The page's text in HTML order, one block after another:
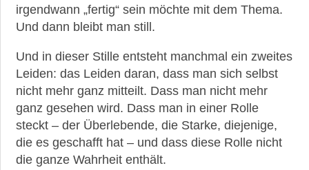
irgendwann „fertig“ sein möchte mit dem Thema.
Und dann bleibt man still.
Und in dieser Stille entsteht manchmal ein zweites
Leiden: das Leiden daran, dass man sich selbst
nicht mehr ganz mitteilt. Dass man nicht mehr
ganz gesehen wird. Dass man in einer Rolle
steckt – der Überlebende, die Starke, diejenige,
die es geschafft hat – und dass diese Rolle nicht
die ganze Wahrheit enthält.